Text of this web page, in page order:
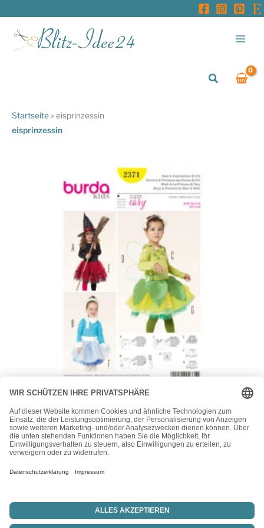
springen
Suchen
Startseite »eisprinzessin
eisprinzessin
Burda
Burda Kids Schnittmuster Nr. 2371 – Fasching – Hexe,
Eisprinzessin und Elfe
16,90€